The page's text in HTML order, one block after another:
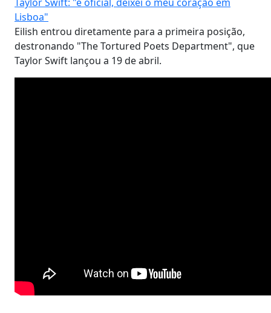
Lisboa"
Eilish entrou diretamente para a primeira posição,
destronando "The Tortured Poets Department", que
Taylor Swift lançou a 19 de abril.